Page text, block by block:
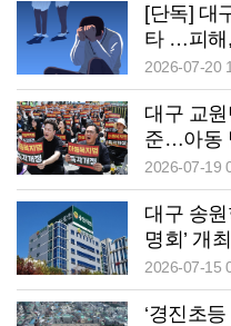
[단독] 대
타 …피해,
2026-07-20
대구 교
준…아동
2026-07-19
대구 송원
명회’ 개최
2026-07-15
‘경진초